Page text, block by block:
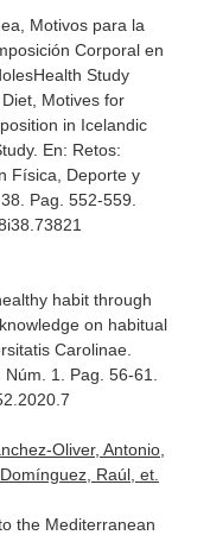
Motivos para la
Corporal en
Study
Motives for
in Icelandic
En: Retos:
Física, Deporte y
Pag. 552-559.
habit through
on habitual
Carolinae.
Núm. 1. Pag. 56-61.
Oliver, Antonio,
Raúl, et.
the Mediterranean